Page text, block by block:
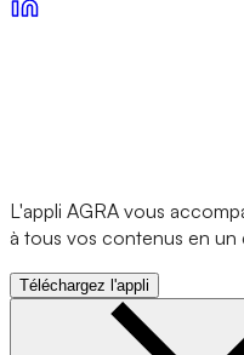
L'appli AGRA vous
à tous vos contenus en un
Téléchargez l'appli